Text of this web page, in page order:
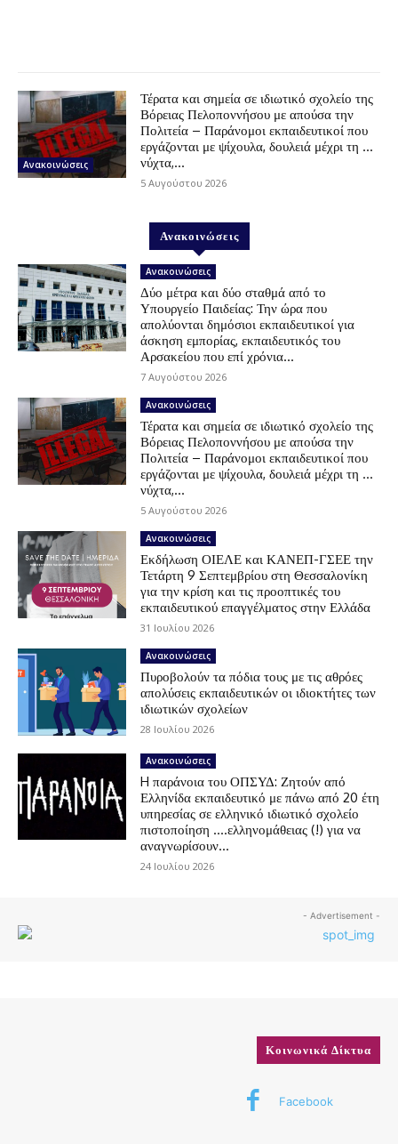
Ανακοινώσεις
Τέρατα και σημεία σε ιδιωτικό σχολείο της
Βόρειας Πελοποννήσου με απούσα την
Πολιτεία – Παράνομοι εκπαιδευτικοί που
εργάζονται με ψίχουλα, δουλειά μέχρι τη …
νύχτα,...
5 Αυγούστου 2026
Ανακοινώσεις
Ανακοινώσεις
Δύο μέτρα και δύο σταθμά από το
Υπουργείο Παιδείας: Την ώρα που
απολύονται δημόσιοι εκπαιδευτικοί για
άσκηση εμπορίας, εκπαιδευτικός του
Αρσακείου που επί χρόνια...
7 Αυγούστου 2026
Ανακοινώσεις
Τέρατα και σημεία σε ιδιωτικό σχολείο της
Βόρειας Πελοποννήσου με απούσα την
Πολιτεία – Παράνομοι εκπαιδευτικοί που
εργάζονται με ψίχουλα, δουλειά μέχρι τη …
νύχτα,...
5 Αυγούστου 2026
Ανακοινώσεις
Εκδήλωση ΟΙΕΛΕ και ΚΑΝΕΠ-ΓΣΕΕ την
Τετάρτη 9 Σεπτεμβρίου στη Θεσσαλονίκη
για την κρίση και τις προοπτικές του
εκπαιδευτικού επαγγέλματος στην Ελλάδα
31 Ιουλίου 2026
Ανακοινώσεις
Πυροβολούν τα πόδια τους με τις αθρόες
απολύσεις εκπαιδευτικών οι ιδιοκτήτες των
ιδιωτικών σχολείων
28 Ιουλίου 2026
Ανακοινώσεις
H παράνοια του ΟΠΣΥΔ: Ζητούν από
Ελληνίδα εκπαιδευτικό με πάνω από 20 έτη
υπηρεσίας σε ελληνικό ιδιωτικό σχολείο
πιστοποίηση ….ελληνομάθειας (!) για να
αναγνωρίσουν...
24 Ιουλίου 2026
- Advertisement -
Κοινωνικά Δίκτυα
Facebook